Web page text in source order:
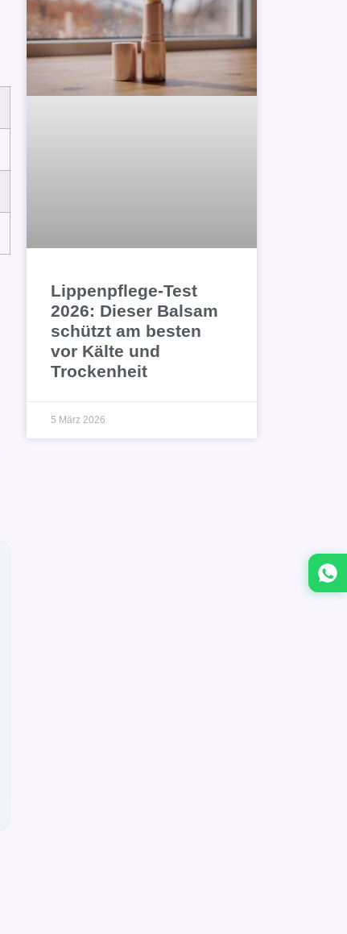
Lippenpflege-Test
2026: Dieser Balsam
schützt am besten
vor Kälte und
Trockenheit
5 März 2026